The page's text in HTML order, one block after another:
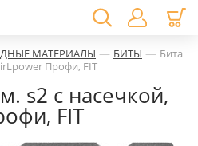
МАТЕРИАЛЫ — БИТЫ — Бита
Профи, FIT
s2 с насечкой,
FIT